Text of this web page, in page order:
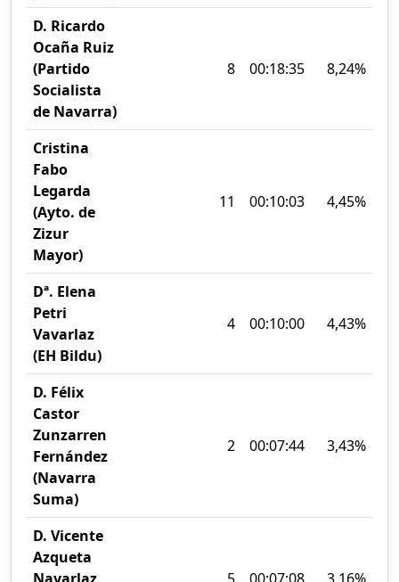
D. Ricardo
Ocaña Ruiz
(Partido
Socialista
de Navarra)
8 00:18:35 8,24%
Cristina
Fabo
Legarda
(Ayto. de
Zizur
Mayor)
11 00:10:03 4,45%
Dª. Elena
Petri
Vavarlaz
(EH Bildu)
4 00:10:00 4,43%
D. Félix
Castor
Zunzarren
Fernández
(Navarra
Suma)
2 00:07:44 3,43%
D. Vicente
Azqueta
Navarlaz
5 00:07:08 3,16%